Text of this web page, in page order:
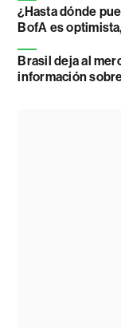
¿Hasta dónde
BofA es
Brasil deja al
información